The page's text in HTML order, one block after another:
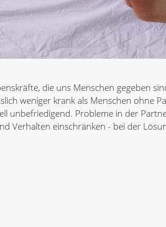
die uns Menschen gegeben
weniger krank als Menschen ohne
unbefriedigend. Probleme in der
Verhalten einschränken - bei der